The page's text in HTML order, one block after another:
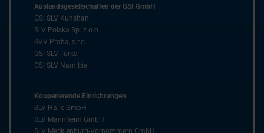
Auslandsgesellschaften der GSI GmbH
GSI SLV Kunshan
SLV Polska Sp. z.o.o
SVV Praha, s.r.o.
GSI SLV Türkei
GSI SLV Namibia
Kooperierende Einrichtungen
SLV Halle GmbH
SLV Mannheim GmbH
SLV Mecklenburg-Vorpommern GmbH